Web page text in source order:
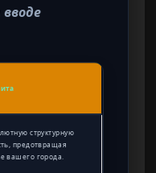
структурную
предотвращая
вашего города.